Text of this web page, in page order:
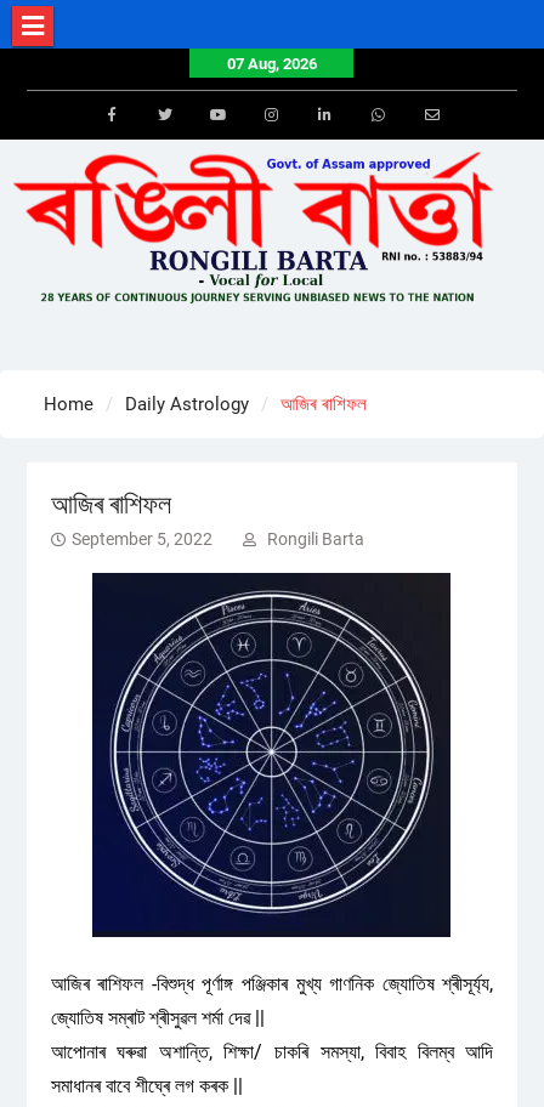
Skip
to
07 Aug, 2026
FacebookTwitterYoutube Email
Home Daily Astrology আজিৰ ৰাশিফল
আজিৰ ৰাশিফল
September 5, 2022 Rongili Barta
আজিৰ ৰাশিফল -বিশুদ্ধ পূৰ্ণাঙ্গ পঞ্জিকাৰ মুখ্য গাণনিক জ্যোতিষ শ্ৰীসূৰ্য্য,
জ্যোতিষ সম্ৰাট শ্ৰীসুৱল শৰ্মা দেৱ ||
আপোনাৰ ঘৰুৱা অশান্তি, শিক্ষা/ চাকৰি সমস্যা, বিবাহ বিলম্ব আদি
সমাধানৰ বাবে শীঘ্ৰে লগ কৰক ||